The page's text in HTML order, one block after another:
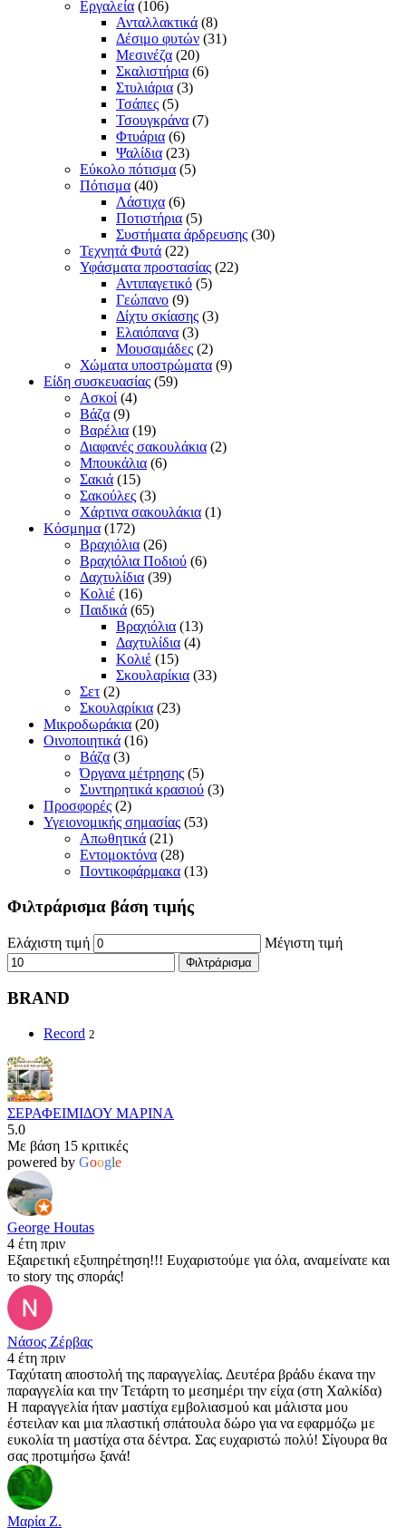
Εργαλεία (106)
Ανταλλακτικά (8)
Δέσιμο φυτών (31)
Μεσινέζα (20)
Σκαλιστήρια (6)
Στυλιάρια (3)
Τσάπες (5)
Τσουγκράνα (7)
Φτυάρια (6)
Ψαλίδια (23)
Εύκολο πότισμα (5)
Πότισμα (40)
Λάστιχα (6)
Ποτιστήρια (5)
Συστήματα άρδρευσης (30)
Τεχνητά Φυτά (22)
Υφάσματα προστασίας (22)
Αντιπαγετικό (5)
Γεώπανο (9)
Δίχτυ σκίασης (3)
Ελαιόπανα (3)
Μουσαμάδες (2)
Χώματα υποστρώματα (9)
Είδη συσκευασίας (59)
Ασκοί (4)
Βάζα (9)
Βαρέλια (19)
Διαφανές σακουλάκια (2)
Μπουκάλια (6)
Σακιά (15)
Σακούλες (3)
Χάρτινα σακουλάκια (1)
Κόσμημα (172)
Βραχιόλια (26)
Βραχιόλια Ποδιού (6)
Δαχτυλίδια (39)
Κολιέ (16)
Παιδικά (65)
Βραχιόλια (13)
Δαχτυλίδια (4)
Κολιέ (15)
Σκουλαρίκια (33)
Σετ (2)
Σκουλαρίκια (23)
Μικροδωράκια (20)
Οινοποιητικά (16)
Βάζα (3)
Όργανα μέτρησης (5)
Συντηρητικά κρασιού (3)
Προσφορές (2)
Υγειονομικής σημασίας (53)
Απωθητικά (21)
Εντομοκτόνα (28)
Ποντικοφάρμακα (13)
Φιλτράρισμα βάση τιμής
Ελάχιστη τιμή Μέγιστη τιμή
Φιλτράρισμα
BRAND
Record 2
ΣΕΡΑΦΕΙΜΙΔΟΥ ΜΑΡΙΝΑ
5.0
Με βάση 15 κριτικές
powered by Google
George Houtas
4 έτη πριν
Εξαιρετική εξυπηρέτηση!!! Ευχαριστούμε για όλα, αναμείνατε και
το story της σποράς!
Νάσος Ζέρβας
4 έτη πριν
Ταχύτατη αποστολή της παραγγελίας. Δευτέρα βράδυ έκανα την
παραγγελία και την Τετάρτη το μεσημέρι την είχα (στη Χαλκίδα)
Η παραγγελία ήταν μαστίχα εμβολιασμού και μάλιστα μου
έστειλαν και μια πλαστική σπάτουλα δώρο για να εφαρμόζω με
ευκολία τη μαστίχα στα δέντρα. Σας ευχαριστώ πολύ! Σίγουρα θα
σας προτιμήσω ξανά!
Μαρία Ζ.